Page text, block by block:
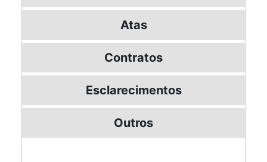
Atas
Contratos
Esclarecimentos
Outros